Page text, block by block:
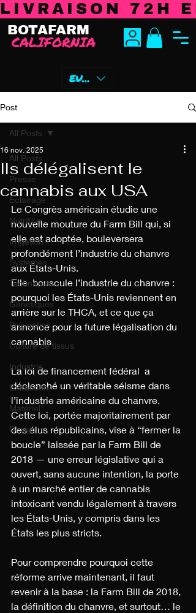
LIVRAISON 72H
BOTAFARM
CALIFORNIA
EUR (€)
Post
All Posts
Presse
Éclairage
Nutrition
Irrigation
Systèmes
Techniques
Génétiques
Prévention
Culture de tissus
Industrie
Extraction
Matériel
Design
All Posts
Ils délégalisent le
cannabis aux USA
16 nov. 2025
Le Congrès américain étudie une
nouvelle mouture du Farm Bill qui, si
elle est adoptée, bouleversera
profondément l’industrie du chanvre
aux États-Unis.
Elle  bouscule l’industrie du chanvre :
pourquoi les États-Unis reviennent en
arrière sur le THCA, et ce que ça
annonce pour la future légalisation du
cannabis
La loi de financement fédéral  a
déclenché un véritable séisme dans
l’industrie américaine du chanvre.
Cette loi, portée majoritairement par
des élus républicains, vise à “fermer la
boucle” laissée par la Farm Bill de
2018 — une erreur législative qui a
ouvert, sans aucune intention, la porte
à un marché entier de cannabis
intoxicant vendu légalement à travers
les États-Unis, y compris dans les
États les plus stricts.
Pour comprendre pourquoi cette
réforme arrive maintenant, il faut
revenir à la base : la Farm Bill de 2018,
la définition du chanvre, et surtout… le